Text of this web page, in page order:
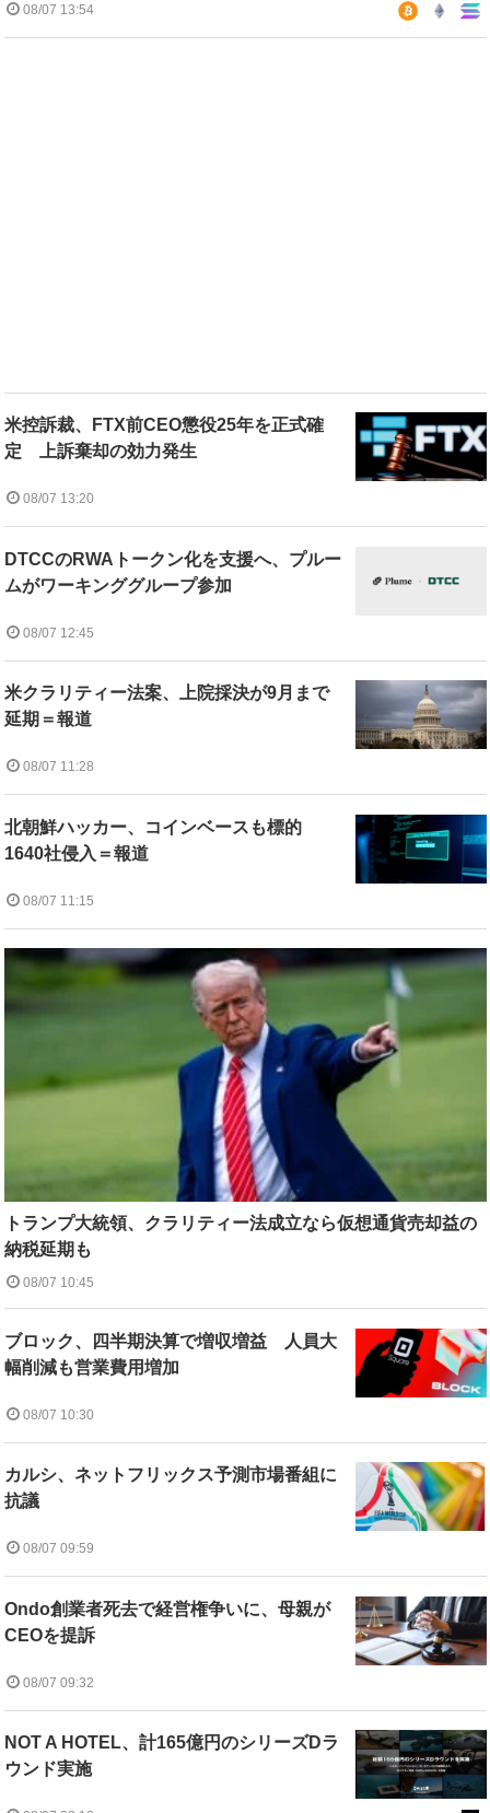
08/07 13:54
米控訴裁、FTX前CEO懲役25年を正式確
定 上訴棄却の効力発生
08/07 13:20
DTCCのRWAトークン化を支援へ、プルー
ムがワーキンググループ参加
08/07 12:45
米クラリティー法案、上院採決が9月まで
延期＝報道
08/07 11:28
北朝鮮ハッカー、コインベースも標的
1640社侵入＝報道
08/07 11:15
トランプ大統領、クラリティー法成立なら仮想通貨売却益の
納税延期も
08/07 10:45
ブロック、四半期決算で増収増益 人員大
幅削減も営業費用増加
08/07 10:30
カルシ、ネットフリックス予測市場番組に
抗議
08/07 09:59
Ondo創業者死去で経営権争いに、母親が
CEOを提訴
08/07 09:32
NOT A HOTEL、計165億円のシリーズDラ
ウンド実施